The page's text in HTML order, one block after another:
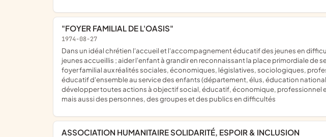
"FOYER FAMILIAL DE L'OASIS"
1974-08-27
dans un idéal chrétien l'accueil et l'accompagnement éducatif des jeunes en difficultés sociales et familiales, notamment les fratries ; le soutien à la parentalité aux familles des
jeunes accueillis ; aider l'enfant à grandir en reconnaissant la place primordiale
foyer familial aux réalités sociales, économiques, législatives, sociologiques,
éducatif d'ensemble au service des enfants (département, élus, éducation
développer toutes actions à objectif social, éducatif, économique, professionnel
mais aussi des personnes, des groupes et des publics en difficultés
ASSOCIATION HUMANITAIRE SOLIDARITÉ, ESPOIR & INCLUSION